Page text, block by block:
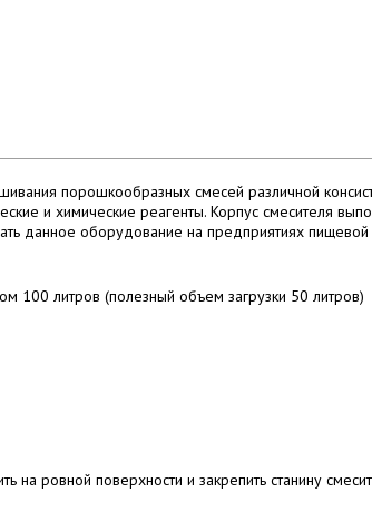
порошкообразных смесей различной
и химические реагенты. Корпус смесителя
данное оборудование на предприятиях
100 литров (полезный объем загрузки 50 литров)
на ровной поверхности и закрепить станину